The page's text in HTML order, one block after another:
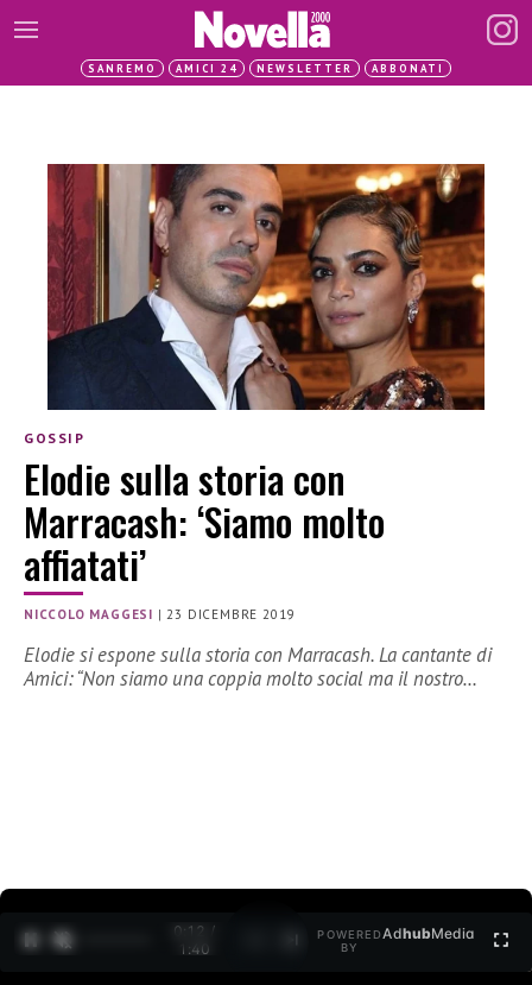
SANREMO AMICI 24 NEWSLETTER ABBONATI
GOSSIP
Elodie sulla storia con
Marracash: ‘Siamo molto
affiatati’
NICCOLO MAGGESI |23 DICEMBRE 2019
Elodie si espone sulla storia con Marracash. La cantante di
Amici: “Non siamo una coppia molto social ma il nostro…
0:12 /
1:40
POWERED
BY
AdhubMedia